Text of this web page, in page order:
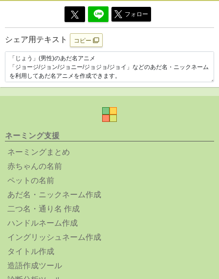
フォロー
シェア用テキスト コピー
ネーミング支援
ネーミングまとめ
赤ちゃんの名前
ペットの名前
あだ名・ニックネーム作成
二つ名・通り名 作成
ハンドルネーム作成
イングリッシュネーム作成
タイトル作成
造語作成ツール